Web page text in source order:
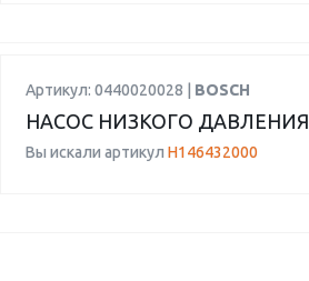
Артикул: 0440020028 | BOSCH
НАСОС НИЗКОГО ДАВЛЕНИЯ
Вы искали артикул H146432000